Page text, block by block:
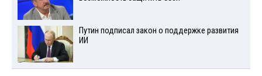
Путин подписал закон о поддержке развития
ИИ